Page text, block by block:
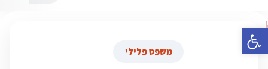
פתח סרגל נגישות
משפט פלילי